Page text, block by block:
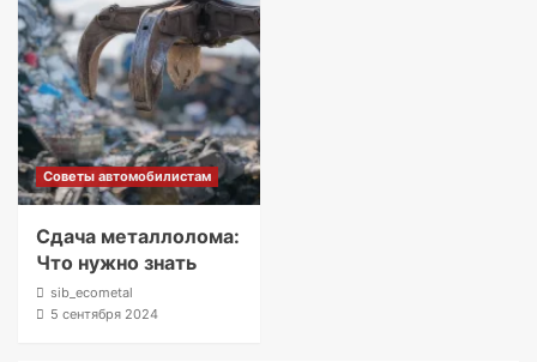
Советы автомобилистам
Сдача металлолома:
Что нужно знать
sib_ecometal
5 сентября 2024